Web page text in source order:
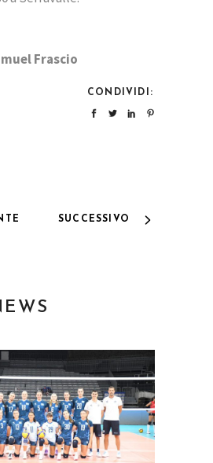
Frascio
CONDIVIDI:
SUCCESSIVO